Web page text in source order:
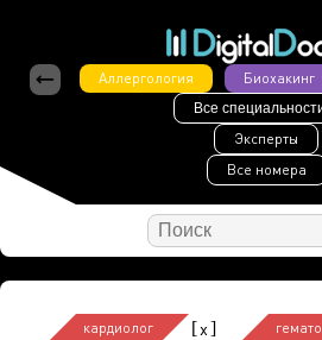
Аллергология
Биохакинг
Все
Эксперты
Все номера
кардиолог [x]